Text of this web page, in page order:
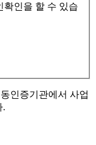
확인을 할 수 있습
인증기관에서 사업
.